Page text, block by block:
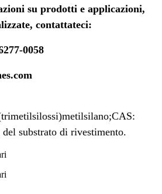
su prodotti e applicazioni,
contattateci:
0058
;CAS:
del substrato di rivestimento.